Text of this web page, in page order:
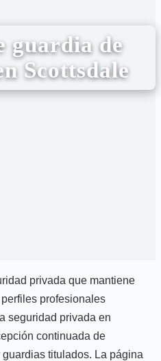
guardia de
Scottsdale
privada que mantiene
profesionales
seguridad privada en
continuada de
titulados. La página